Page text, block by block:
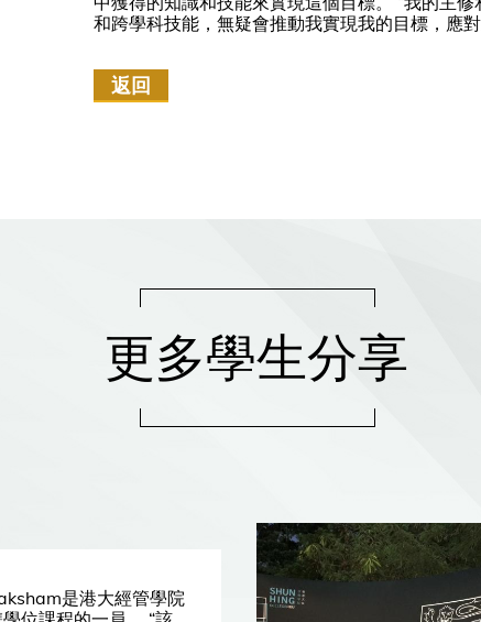
和跨學科技能，無疑會推動我實現我的目標，應
返回
更多學生分享
是港大經管學院